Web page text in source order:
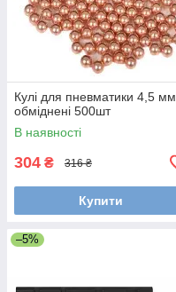
Кулі для пневматики 4,5 мм
обміднені 500шт
В наявності
304 ₴ 316 ₴
Купити
–5%